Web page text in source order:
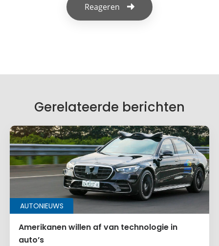
Reageren
Je e-mailadres wordt niet gepubliceerd.
Naam
E-mail*
Gerelateerde berichten
AUTONIEUWS
Amerikanen willen af van technologie in
auto’s